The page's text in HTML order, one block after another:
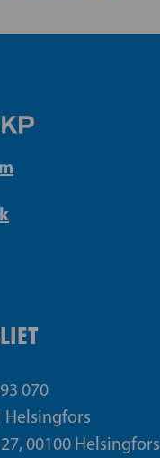
070
Helsingfors
00100 Helsingfors